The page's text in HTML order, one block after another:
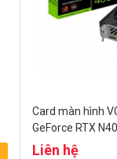
Card màn hình
GeForce RTX
8GD
Liên hệ